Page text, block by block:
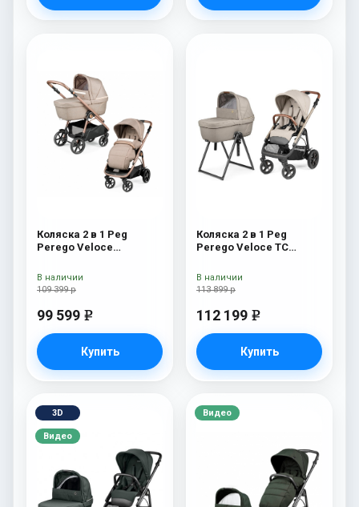
Коляска 2 в 1 Peg
Perego Veloce
109 399 р
99 599 e
Купить
В наличии
Коляска 2 в 1 Peg
Perego Veloce TC
113 899 р
112 199 e
Купить
В наличии
3D
Видео
Видео